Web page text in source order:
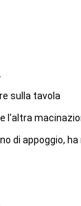
sulla tavola
l'altra
di appoggio,